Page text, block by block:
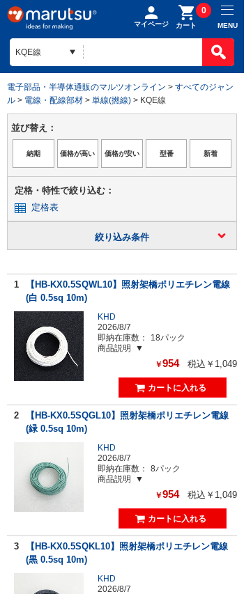
マイページ カート
0
MENU
電子部品・半導体通販のマルツオンライン > すべてのジャン
ル > 電線・配線部材 > 単線(撚線) > KQE線
並び替え：
定格・特性で絞り込む：
定格表
絞り込み条件
1
【HB-KX0.5SQWL10】照射架橋ポリエチレン電線
(白 0.5sq 10m)
KHD
2026/8/7
即納在庫数：
18パック
商品説明
￥954 税込￥1,049
2
【HB-KX0.5SQGL10】照射架橋ポリエチレン電線
(緑 0.5sq 10m)
KHD
2026/8/7
即納在庫数：
8パック
商品説明
￥954 税込￥1,049
3
【HB-KX0.5SQKL10】照射架橋ポリエチレン電線
(黒 0.5sq 10m)
KHD
2026/8/7